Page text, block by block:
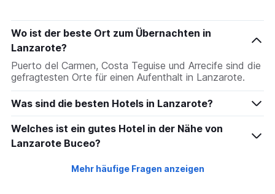
Wo ist der beste Ort zum Übernachten in
Lanzarote?
Puerto del Carmen, Costa Teguise und Arrecife sind die
gefragtesten Orte für einen Aufenthalt in Lanzarote.
Was sind die besten Hotels in Lanzarote?
Welches ist ein gutes Hotel in der Nähe von
Lanzarote Buceo?
Mehr häufige Fragen anzeigen